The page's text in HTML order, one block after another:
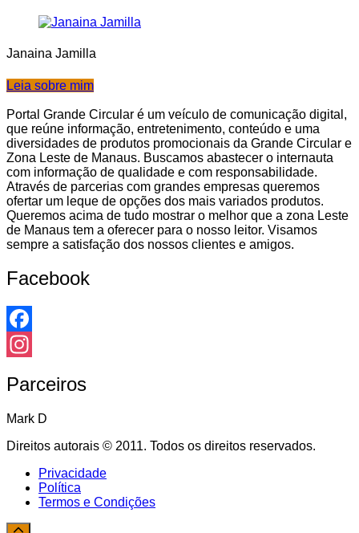
Janaina Jamilla
Leia sobre mim
Portal Grande Circular é um veículo de comunicação digital,
que reúne informação, entretenimento, conteúdo e uma
diversidades de produtos promocionais da Grande Circular e
Zona Leste de Manaus. Buscamos abastecer o internauta
com informação de qualidade e com responsabilidade.
Através de parcerias com grandes empresas queremos
ofertar um leque de opções dos mais variados produtos.
Queremos acima de tudo mostrar o melhor que a zona Leste
de Manaus tem a oferecer para o nosso leitor. Visamos
sempre a satisfação dos nossos clientes e amigos.
Facebook
Facebook
Parceiros
Mark D
Direitos autorais © 2011. Todos os direitos reservados.
Privacidade
Política
Termos e Condições